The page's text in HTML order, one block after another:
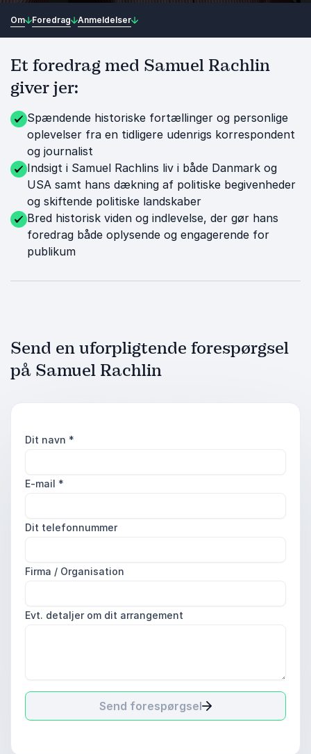
Om Foredrag Anmeldelser
Et foredrag med Samuel Rachlin
giver jer:
Spændende historiske fortællinger og personlige
oplevelser fra en tidligere udenrigs korrespondent
og journalist
Indsigt i Samuel Rachlins liv i både Danmark og
USA samt hans dækning af politiske begivenheder
og skiftende politiske landskaber
Bred historisk viden og indlevelse, der gør hans
foredrag både oplysende og engagerende for
publikum
Send en uforpligtende forespørgsel
på Samuel Rachlin
Dit navn *
E-mail *
Dit telefonnummer
Firma / Organisation
Evt. detaljer om dit arrangement
Send forespørgsel